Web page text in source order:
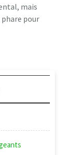
mais
pour